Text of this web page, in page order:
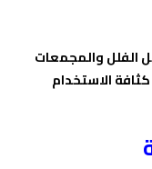
الفلل والمجمعات
الاستخدام